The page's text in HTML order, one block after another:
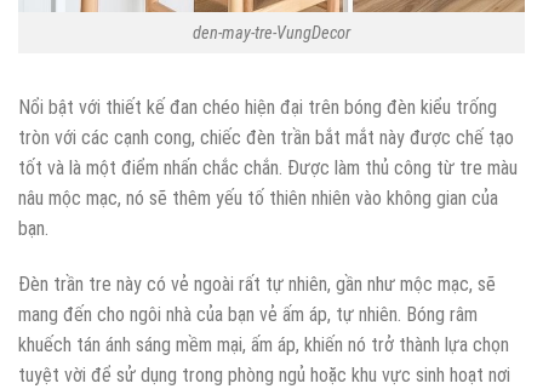
den-may-tre-VungDecor
Nổi bật với thiết kế đan chéo hiện đại trên bóng đèn kiểu trống
tròn với các cạnh cong, chiếc đèn trần bắt mắt này được chế tạo
tốt và là một điểm nhấn chắc chắn. Được làm thủ công từ tre màu
nâu mộc mạc, nó sẽ thêm yếu tố thiên nhiên vào không gian của
bạn.
Đèn trần tre này có vẻ ngoài rất tự nhiên, gần như mộc mạc, sẽ
mang đến cho ngôi nhà của bạn vẻ ấm áp, tự nhiên. Bóng râm
khuếch tán ánh sáng mềm mại, ấm áp, khiến nó trở thành lựa chọn
tuyệt vời để sử dụng trong phòng ngủ hoặc khu vực sinh hoạt nơi